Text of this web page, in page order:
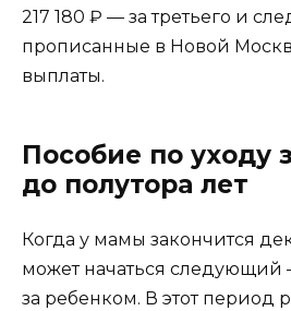
217 180 ₽ — за третьего и
прописанные в Новой
выплаты.
Пособие по уходу
до полутора лет
Когда у мамы закончится
может начаться следующий
за ребенком. В этот период